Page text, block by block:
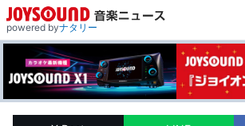
powered byナタリー